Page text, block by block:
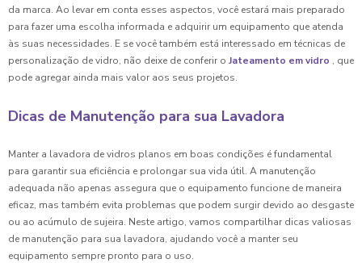
da marca. Ao levar em conta esses aspectos, você estará mais preparado
para fazer uma escolha informada e adquirir um equipamento que atenda
às suas necessidades. E se você também está interessado em técnicas de
personalização de vidro, não deixe de conferir o Jateamento em vidro , que
pode agregar ainda mais valor aos seus projetos.
Dicas de Manutenção para sua Lavadora
Manter a lavadora de vidros planos em boas condições é fundamental
para garantir sua eficiência e prolongar sua vida útil. A manutenção
adequada não apenas assegura que o equipamento funcione de maneira
eficaz, mas também evita problemas que podem surgir devido ao desgaste
ou ao acúmulo de sujeira. Neste artigo, vamos compartilhar dicas valiosas
de manutenção para sua lavadora, ajudando você a manter seu
equipamento sempre pronto para o uso.